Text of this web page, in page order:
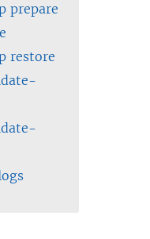
prepare
restore